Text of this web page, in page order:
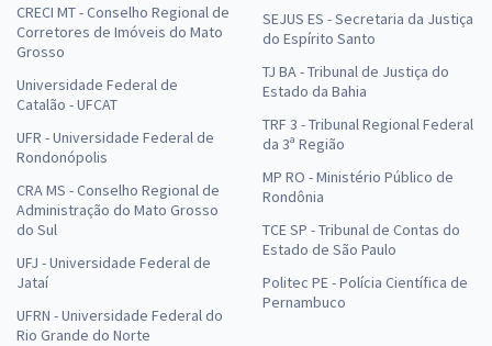
CRECI MT - Conselho Regional de
Corretores de Imóveis do Mato
Grosso
Universidade Federal de
Catalão - UFCAT
UFR - Universidade Federal de
Rondonópolis
CRA MS - Conselho Regional de
Administração do Mato Grosso
do Sul
UFJ - Universidade Federal de
Jataí
UFRN - Universidade Federal do
Rio Grande do Norte
SEJUS ES - Secretaria da Justiça
do Espírito Santo
TJ BA - Tribunal de Justiça do
Estado da Bahia
TRF 3 - Tribunal Regional Federal
da 3ª Região
MP RO - Ministério Público de
Rondônia
TCE SP - Tribunal de Contas do
Estado de São Paulo
Politec PE - Polícia Científica de
Pernambuco